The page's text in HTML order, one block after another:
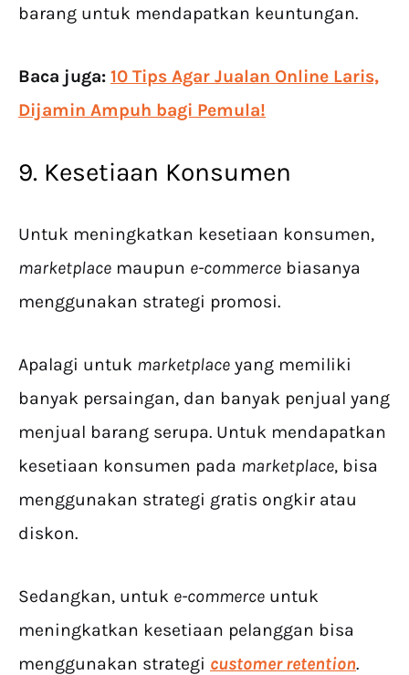
barang untuk mendapatkan keuntungan.
Baca juga: 10 Tips Agar Jualan Online Laris,
Dijamin Ampuh bagi Pemula!
9. Kesetiaan Konsumen
Untuk meningkatkan kesetiaan konsumen,
marketplace maupun e-commerce biasanya
menggunakan strategi promosi.
Apalagi untuk marketplace yang memiliki
banyak persaingan, dan banyak penjual yang
menjual barang serupa. Untuk mendapatkan
kesetiaan konsumen pada marketplace, bisa
menggunakan strategi gratis ongkir atau
diskon.
Sedangkan, untuk e-commerce untuk
meningkatkan kesetiaan pelanggan bisa
menggunakan strategi customer retention.